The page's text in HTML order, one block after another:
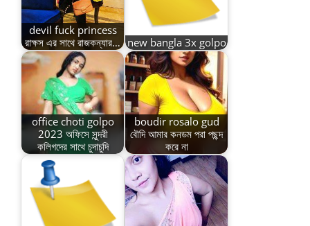
devil fuck princess
রাক্ষস এর সাথে রাজকন্যার… new bangla 3x golpo
office choti golpo
2023 অফিসে সুন্দরী
কলিগদের সাথে চুদাচুদি
boudir rosalo gud
বৌদি আমার কনডম পরা পছন্দ
করে না